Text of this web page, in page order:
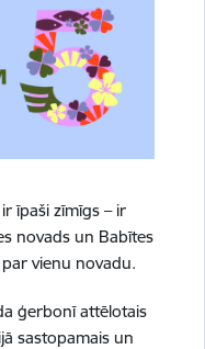
īpaši zīmīgs – ir
novads un Babītes
vienu novadu.
ģerbonī attēlotais
sastopamais un
bibliotēkā,
+2
Atvērt galeriju